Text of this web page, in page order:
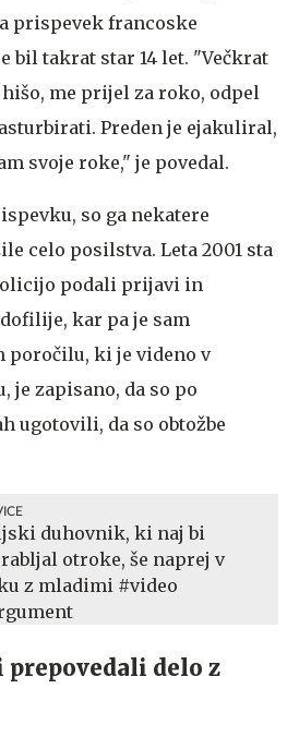
prispevek francoske
bil takrat star 14 let. "Večkrat
me prijel za roko, odpel
Preden je ejakuliral,
svoje roke," je povedal.
so ga nekatere
celo posilstva. Leta 2001 sta
podali prijavi in
kar pa je sam
ki je videno v
je zapisano, da so po
ugotovili, da so obtožbe
duhovnik, ki naj bi
otroke, še naprej v
z mladimi #video
delo z